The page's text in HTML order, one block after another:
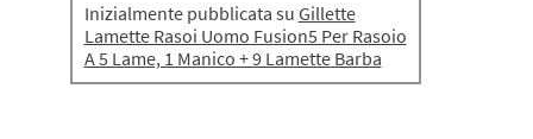
Inizialmente pubblicata su Gillette
Lamette Rasoi Uomo Fusion5 Per Rasoio
A 5 Lame, 1 Manico + 9 Lamette Barba